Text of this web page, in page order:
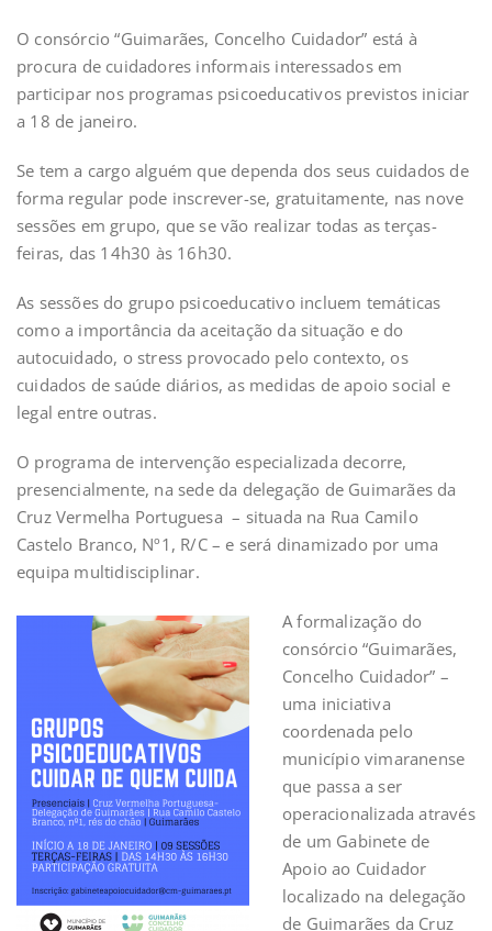
O consórcio “Guimarães, Concelho Cuidador” está à
procura de cuidadores informais interessados em
participar nos programas psicoeducativos previstos iniciar
a 18 de janeiro.
Se tem a cargo alguém que dependa dos seus cuidados de
forma regular pode inscrever-se, gratuitamente, nas nove
sessões em grupo, que se vão realizar todas as terças-
feiras, das 14h30 às 16h30.
As sessões do grupo psicoeducativo incluem temáticas
como a importância da aceitação da situação e do
autocuidado, o stress provocado pelo contexto, os
cuidados de saúde diários, as medidas de apoio social e
legal entre outras.
O programa de intervenção especializada decorre,
presencialmente, na sede da delegação de Guimarães da
Cruz Vermelha Portuguesa – situada na Rua Camilo
Castelo Branco, Nº1, R/C – e será dinamizado por uma
equipa multidisciplinar.
A formalização do
consórcio “Guimarães,
Concelho Cuidador” –
uma iniciativa
coordenada pelo
município vimaranense
que passa a ser
operacionalizada através
de um Gabinete de
Apoio ao Cuidador
localizado na delegação
de Guimarães da Cruz